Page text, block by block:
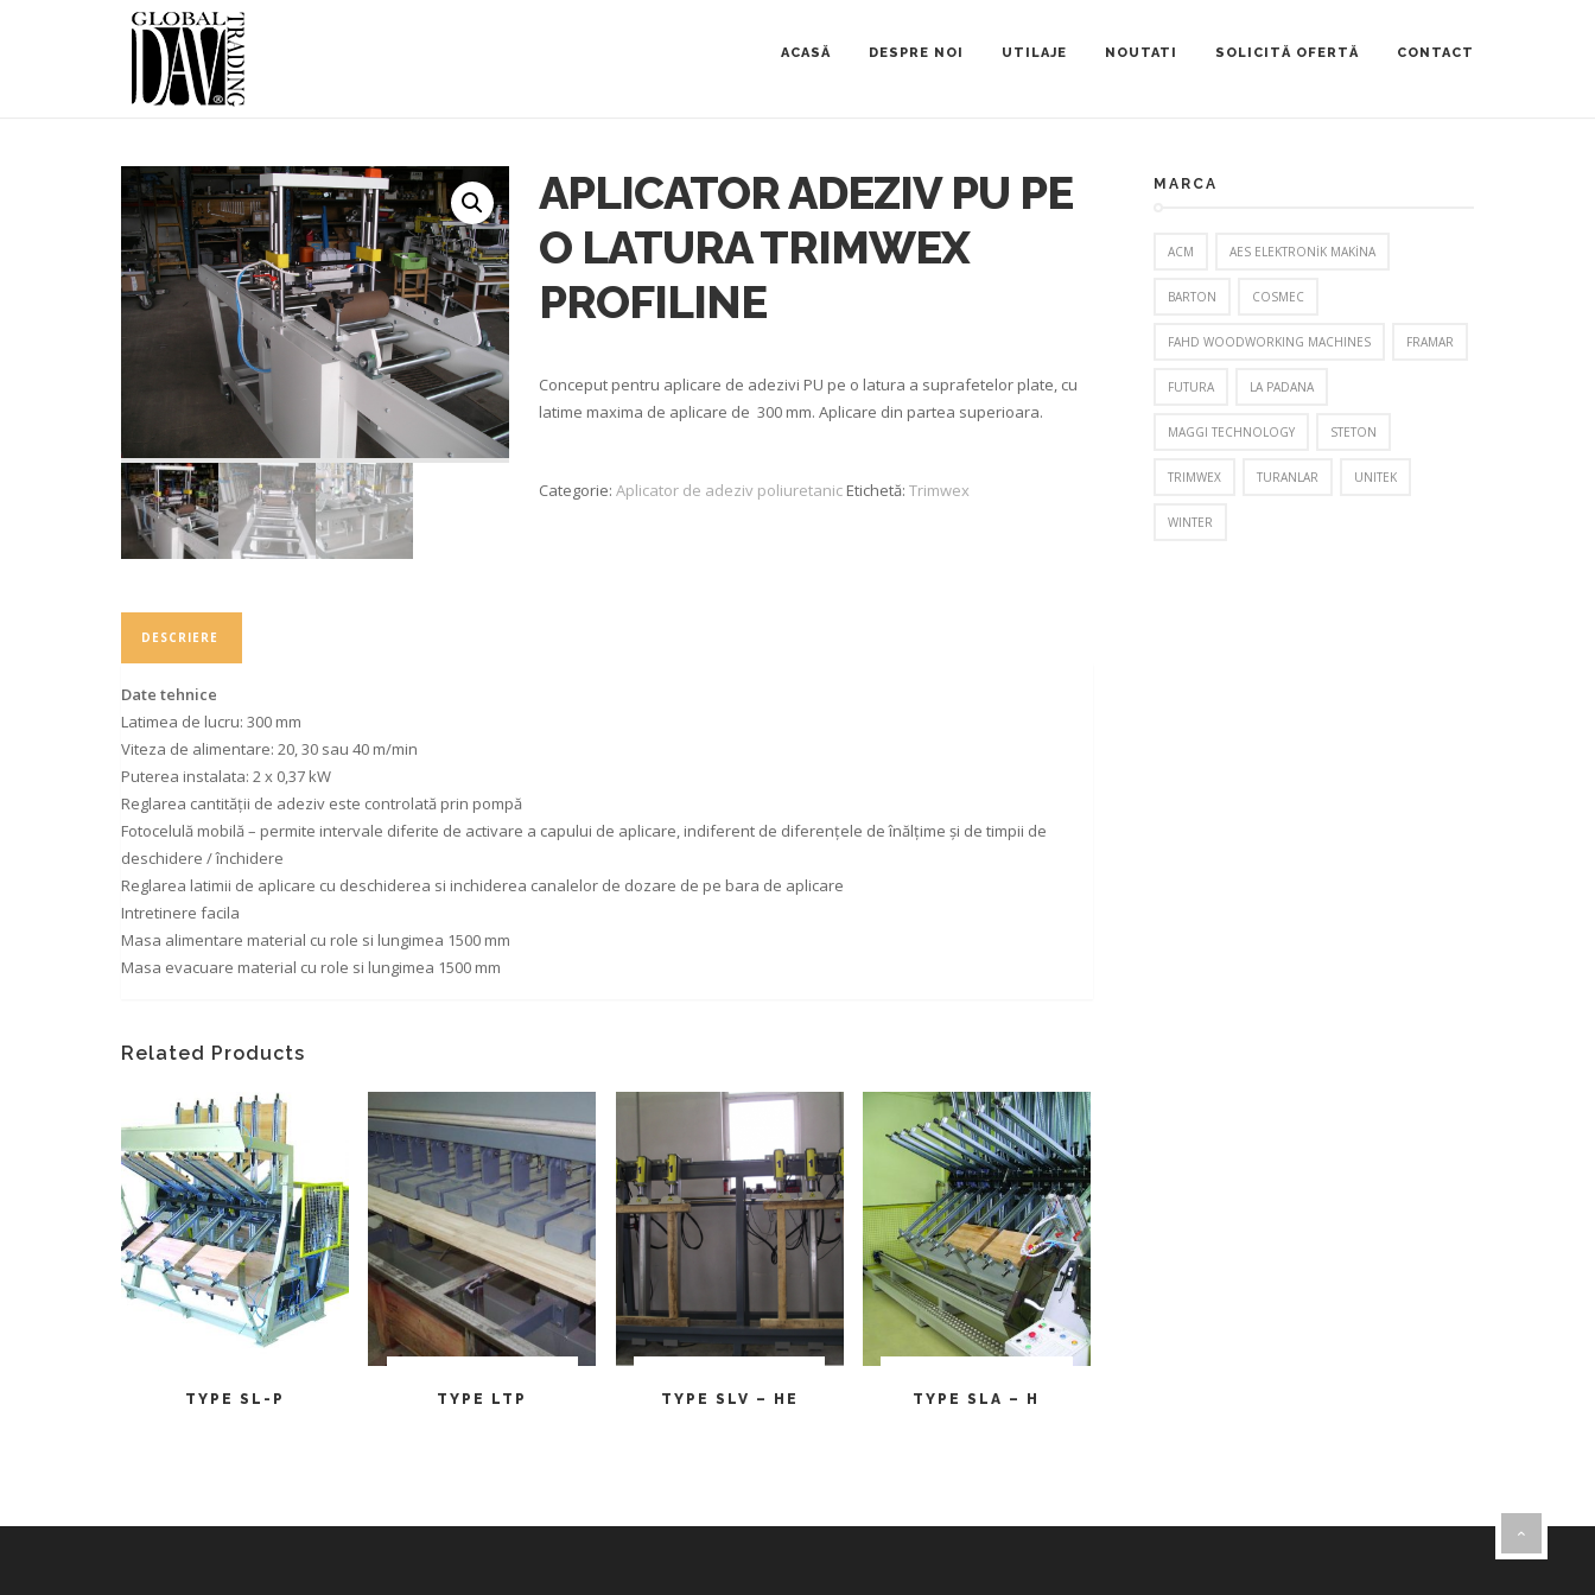
ACASĂ DESPRE NOI UTILAJE NOUTATI SOLICITĂ OFERTĂ CONTACT
APLICATOR ADEZIV PU PE
O LATURA TRIMWEX
PROFILINE
Conceput pentru aplicare de adezivi PU pe o latura a suprafetelor plate, cu
latime maxima de aplicare de 300 mm. Aplicare din partea superioara.
Categorie: Aplicator de adeziv poliuretanic Etichetă: Trimwex
DESCRIERE
Date tehnice
Latimea de lucru: 300 mm
Viteza de alimentare: 20, 30 sau 40 m/min
Puterea instalata: 2 x 0,37 kW
Reglarea cantității de adeziv este controlată prin pompă
Fotocelulă mobilă – permite intervale diferite de activare a capului de aplicare, indiferent de diferențele de înălțime și de timpii de
deschidere / închidere
Reglarea latimii de aplicare cu deschiderea si inchiderea canalelor de dozare de pe bara de aplicare
Intretinere facila
Masa alimentare material cu role si lungimea 1500 mm
Masa evacuare material cu role si lungimea 1500 mm
Related Products
TYPE SL-P TYPE LTP TYPE SLV – HE TYPE SLA – H
MARCA
ACM AES ELEKTRONİK MAKİNA
BARTON COSMEC
FAHD WOODWORKING MACHINES FRAMAR
FUTURA LA PADANA
MAGGI TECHNOLOGY STETON
TRIMWEX TURANLAR UNITEK
WINTER